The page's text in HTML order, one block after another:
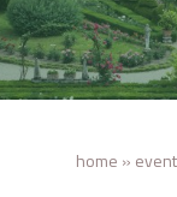
home »